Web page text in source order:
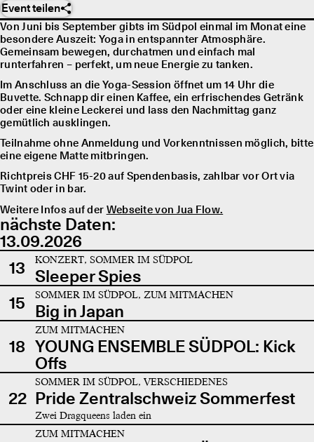
Event teilen
Von Juni bis September gibts im Südpol einmal im Monat eine
besondere Auszeit: Yoga in entspannter Atmosphäre.
Gemeinsam bewegen, durchatmen und einfach mal
runterfahren – perfekt, um neue Energie zu tanken.
Im Anschluss an die Yoga-Session öffnet um 14 Uhr die
Buvette. Schnapp dir einen Kaffee, ein erfrischendes Getränk
oder eine kleine Leckerei und lass den Nachmittag ganz
gemütlich ausklingen.
Teilnahme ohne Anmeldung und Vorkenntnissen möglich, bitte
eine eigene Matte mitbringen.
Richtpreis CHF 15-20 auf Spendenbasis, zahlbar vor Ort via
Twint oder in bar.
Weitere Infos auf der Webseite von Jua Flow.
nächste Daten:
13.09.2026
13
KONZERT, SOMMER IM SÜDPOL
Sleeper Spies
15
SOMMER IM SÜDPOL, ZUM MITMACHEN
Big in Japan
18
ZUM MITMACHEN
YOUNG ENSEMBLE SÜDPOL: Kick
Offs
22
SOMMER IM SÜDPOL, VERSCHIEDENES
Pride Zentralschweiz Sommerfest
Zwei Dragqueens laden ein
ZUM MITMACHEN